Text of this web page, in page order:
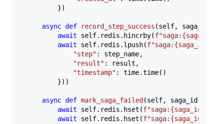
        })
async def record_step_success (self, saga_id:
await self.redis.hincrby(f"saga: {saga_id}
await self.redis.lpush(f"saga: {saga_id}
"step" : step_name,
"result" : result,
"timestamp" : time.time()
        }))
async def mark_saga_failed (self, saga_id:
await self.redis.hset(f"saga: {saga_id}
await self.redis.hset(f"saga: {saga_id}